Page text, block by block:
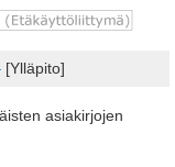
[Ylläpito]
asiakirjojen